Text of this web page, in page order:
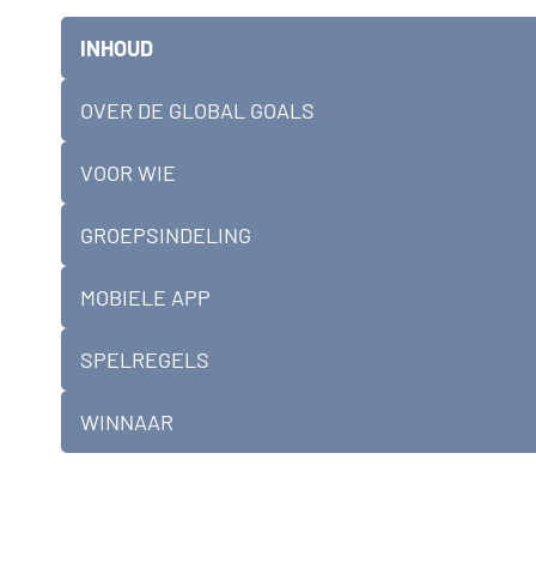
INHOUD
OVER DE GLOBAL GOALS
VOOR WIE
GROEPSINDELING
MOBIELE APP
SPELREGELS
WINNAAR